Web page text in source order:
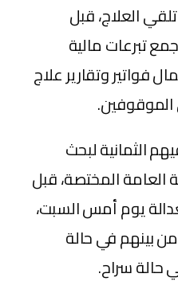
العلاج، قبل
تبرعات مالية
فواتير وتقارير علاج
الموقوفين.
الثمانية لبحث
العامة المختصة، قبل
يوم أمس السبت،
بينهم في حالة
حالة سراح.